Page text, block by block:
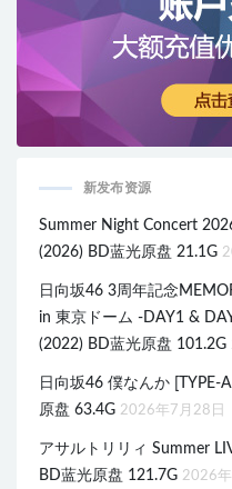
新发布资源
Summer Night Concert
(2026) BD蓝光原盘 21.1G
日向坂46 3周年記念
in 東京ドーム -DAY1 &
(2022) BD蓝光原盘 101.2G
日向坂46 僕なんか [TYPE-
原盘 63.4G 2026年7月28日
アサルトリリィ Summer
BD蓝光原盘 121.7G 2026